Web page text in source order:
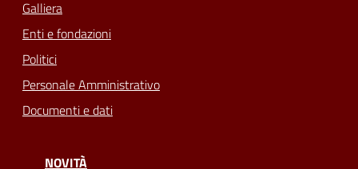
Galliera
Enti e fondazioni
Politici
Personale Amministrativo
Documenti e dati
NOVITÀ